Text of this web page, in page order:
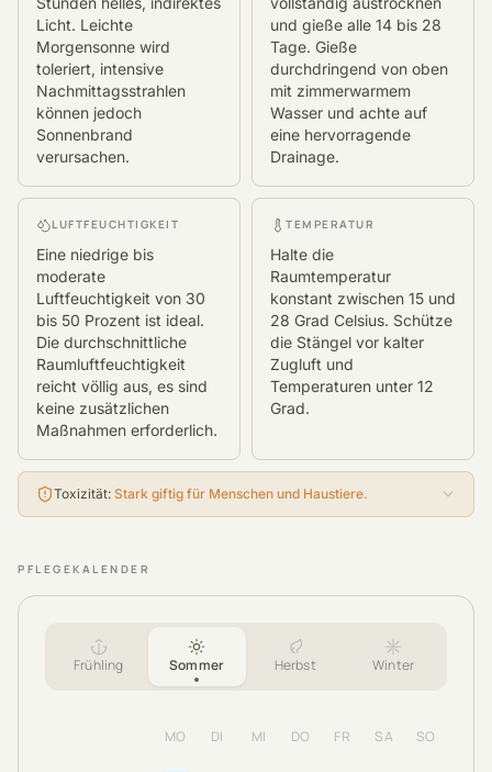
Licht. Leichte
Morgensonne wird
toleriert, intensive
Nachmittagsstrahlen
können jedoch
Sonnenbrand
verursachen.
und gieße alle 14 bis 28
Tage. Gieße
durchdringend von oben
mit zimmerwarmem
Wasser und achte auf
eine hervorragende
Drainage.
LUFTFEUCHTIGKEIT
Eine niedrige bis
moderate
Luftfeuchtigkeit von 30
bis 50 Prozent ist ideal.
Die durchschnittliche
Raumluftfeuchtigkeit
reicht völlig aus, es sind
keine zusätzlichen
Maßnahmen erforderlich.
TEMPERATUR
Halte die
Raumtemperatur
konstant zwischen 15 und
28 Grad Celsius. Schütze
die Stängel vor kalter
Zugluft und
Temperaturen unter 12
Grad.
Toxizität: Stark giftig für Menschen und Haustiere.
PFLEGEKALENDER
Frühling Sommer Herbst Winter
MO DI MI DO FR SA SO